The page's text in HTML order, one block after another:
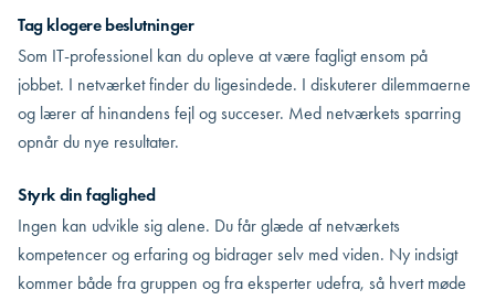
Tag klogere beslutninger
Som IT-professionel kan du opleve at være fagligt ensom på
jobbet. I netværket finder du ligesindede. I diskuterer dilemmaerne
og lærer af hinandens fejl og succeser. Med netværkets sparring
opnår du nye resultater.
Styrk din faglighed
Ingen kan udvikle sig alene. Du får glæde af netværkets
kompetencer og erfaring og bidrager selv med viden. Ny indsigt
kommer både fra gruppen og fra eksperter udefra, så hvert møde